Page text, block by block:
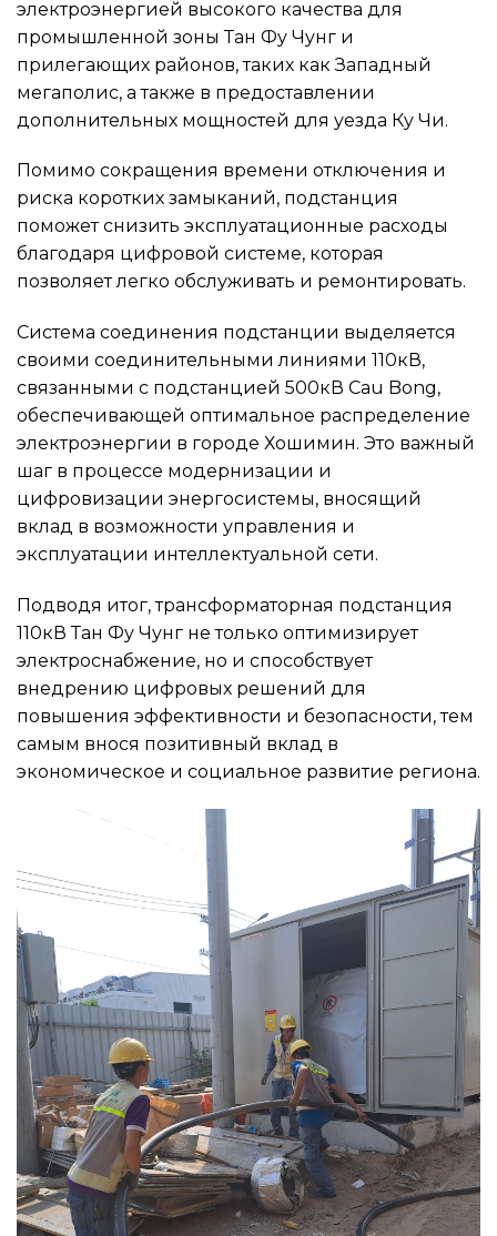
электроэнергией высокого качества для
промышленной зоны Тан Фу Чунг и
прилегающих районов, таких как Западный
мегаполис, а также в предоставлении
дополнительных мощностей для уезда Ку Чи.
Помимо сокращения времени отключения и
риска коротких замыканий, подстанция
поможет снизить эксплуатационные расходы
благодаря цифровой системе, которая
позволяет легко обслуживать и ремонтировать.
Система соединения подстанции выделяется
своими соединительными линиями 110кВ,
связанными с подстанцией 500кВ Cau Bong,
обеспечивающей оптимальное распределение
электроэнергии в городе Хошимин. Это важный
шаг в процессе модернизации и
цифровизации энергосистемы, вносящий
вклад в возможности управления и
эксплуатации интеллектуальной сети.
Подводя итог, трансформаторная подстанция
110кВ Тан Фу Чунг не только оптимизирует
электроснабжение, но и способствует
внедрению цифровых решений для
повышения эффективности и безопасности, тем
самым внося позитивный вклад в
экономическое и социальное развитие региона.